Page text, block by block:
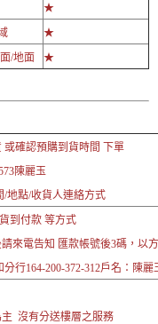
★
★
/地面 ★
確認預購到貨時間 下單
陳麗玉
地點/收貨人連絡方式
到付款 等方式
來電告知 匯款帳號後3碼，以
行164-200-372-312戶名：陳麗
沒有分送樓層之服務